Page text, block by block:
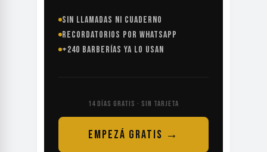
SIN LLAMADAS NI CUADERNO
RECORDATORIOS POR WHATSAPP
+240 BARBERÍAS YA LO USAN
14 DÍAS GRATIS · SIN TARJETA
EMPEZÁ GRATIS →